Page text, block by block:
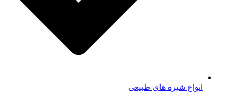
انواع شیره های طبیعی